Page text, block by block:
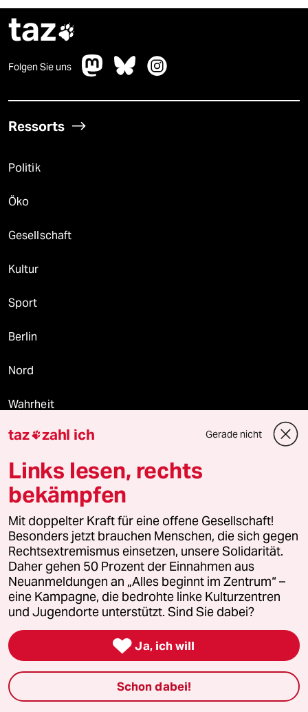
taz
Folgen Sie uns
Ressorts
Politik
Öko
Gesellschaft
Kultur
Sport
Berlin
Nord
Wahrheit
Themen
Landtagswahl in Sachsen-Anhalt
Arbeit
Klimawandel
Ceuta
Verlag
taz zahl ich Gerade nicht
Links lesen, rechts
bekämpfen
Mit doppelter Kraft für eine offene Gesellschaft!
Besonders jetzt brauchen Menschen, die sich gegen
Rechtsextremismus einsetzen, unsere Solidarität.
Daher gehen 50 Prozent der Einnahmen aus
Neuanmeldungen an „Alles beginnt im Zentrum“ –
eine Kampagne, die bedrohte linke Kulturzentren
und Jugendorte unterstützt. Sind Sie dabei?
 Ja, ich will
Schon dabei!